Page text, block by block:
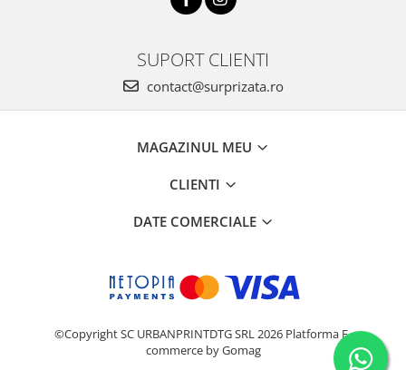
SUPORT CLIENTI
contact@surprizata.ro
MAGAZINUL MEU
CLIENTI
DATE COMERCIALE
©Copyright SC URBANPRINTDTG SRL 2026 Platforma E-
commerce by Gomag